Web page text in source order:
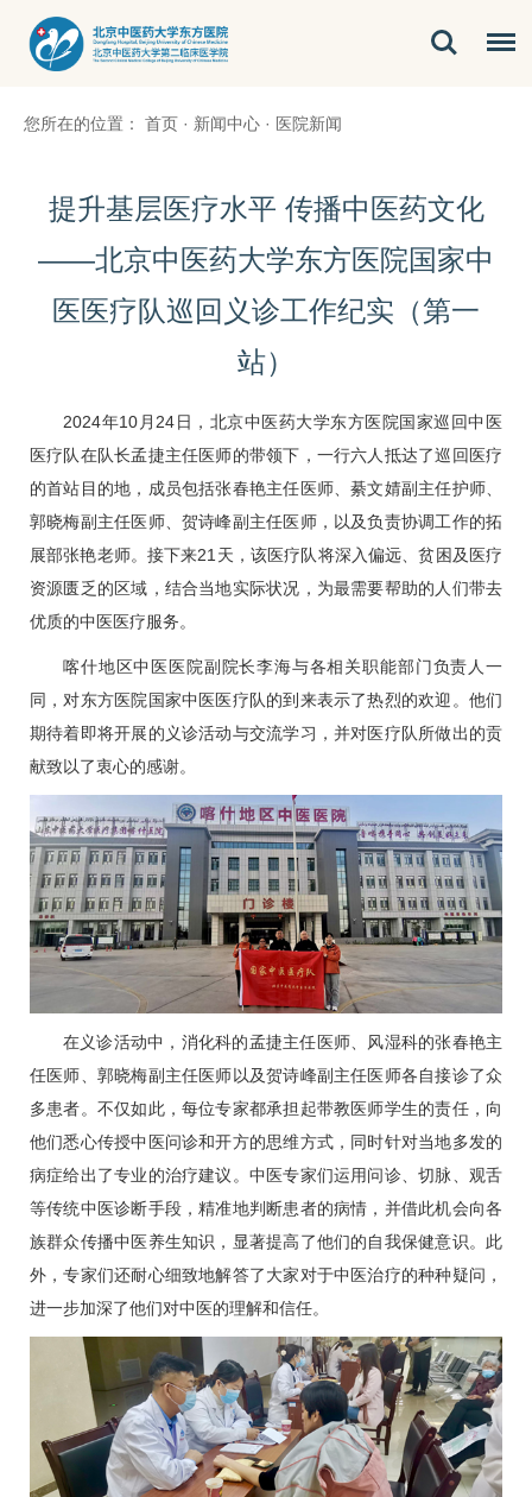
您所在的位置： 首页 · 新闻中心 · 医院新闻
提升基层医疗水平 传播中医药文化
——北京中医药大学东方医院国家中
医医疗队巡回义诊工作纪实（第一
站）
2024年10月24日，北京中医药大学东方医院国家巡回中医
医疗队在队长孟捷主任医师的带领下，一行六人抵达了巡回医疗
的首站目的地，成员包括张春艳主任医师、綦文婧副主任护师、
郭晓梅副主任医师、贺诗峰副主任医师，以及负责协调工作的拓
展部张艳老师。接下来21天，该医疗队将深入偏远、贫困及医疗
资源匮乏的区域，结合当地实际状况，为最需要帮助的人们带去
优质的中医医疗服务。
喀什地区中医医院副院长李海与各相关职能部门负责人一
同，对东方医院国家中医医疗队的到来表示了热烈的欢迎。他们
期待着即将开展的义诊活动与交流学习，并对医疗队所做出的贡
献致以了衷心的感谢。
在义诊活动中，消化科的孟捷主任医师、风湿科的张春艳主
任医师、郭晓梅副主任医师以及贺诗峰副主任医师各自接诊了众
多患者。不仅如此，每位专家都承担起带教医师学生的责任，向
他们悉心传授中医问诊和开方的思维方式，同时针对当地多发的
病症给出了专业的治疗建议。中医专家们运用问诊、切脉、观舌
等传统中医诊断手段，精准地判断患者的病情，并借此机会向各
族群众传播中医养生知识，显著提高了他们的自我保健意识。此
外，专家们还耐心细致地解答了大家对于中医治疗的种种疑问，
进一步加深了他们对中医的理解和信任。